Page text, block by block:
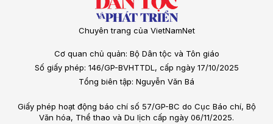
Chuyên trang của VietNamNet
Cơ quan chủ quản: Bộ Dân tộc và Tôn giáo
Số giấy phép: 146/GP-BVHTTDL, cấp ngày 17/10/2025
Tổng biên tập: Nguyễn Văn Bá
Giấy phép hoạt động báo chí số 57/GP-BC do Cục Báo chí, Bộ
Văn hóa, Thể thao và Du lịch cấp ngày 06/11/2025.